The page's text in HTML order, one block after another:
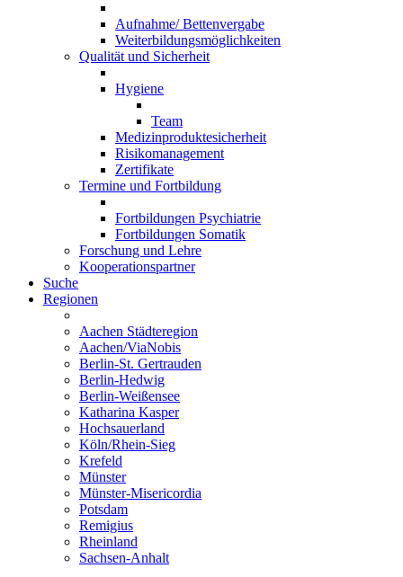
Aufnahme/ Bettenvergabe
Weiterbildungsmöglichkeiten
Qualität und Sicherheit
Hygiene
Team
Medizinproduktesicherheit
Risikomanagement
Zertifikate
Termine und Fortbildung
Fortbildungen Psychiatrie
Fortbildungen Somatik
Forschung und Lehre
Kooperationspartner
Suche
Regionen
Aachen Städteregion
Aachen/ViaNobis
Berlin-St. Gertrauden
Berlin-Hedwig
Berlin-Weißensee
Katharina Kasper
Hochsauerland
Köln/Rhein-Sieg
Krefeld
Münster
Münster-Misericordia
Potsdam
Remigius
Rheinland
Sachsen-Anhalt